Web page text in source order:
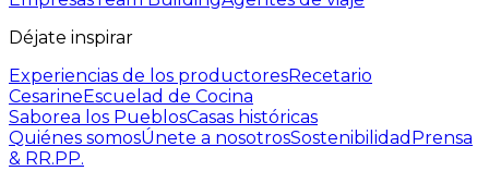
Déjate inspirar
Experiencias de los productoresRecetario
CesarineEscuelad de Cocina
Saborea los PueblosCasas históricas
Quiénes somosÚnete a nosotrosSostenibilidad Prensa
& RR.PP.